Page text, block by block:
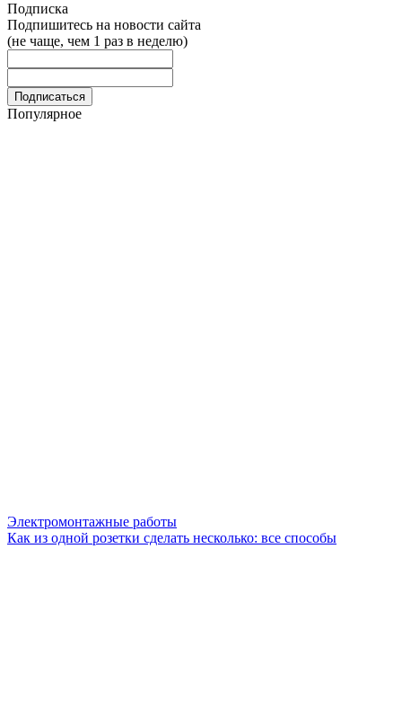
Подписка
Подпишитесь на новости сайта
(не чаще, чем 1 раз в неделю)
Популярное
Электромонтажные работы
Как из одной розетки сделать несколько: все способы